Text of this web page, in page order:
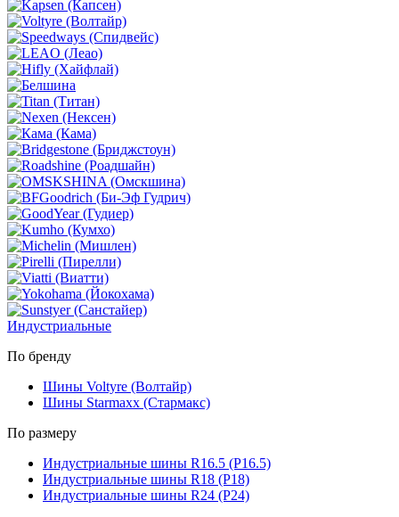
Индустриальные
По бренду
Шины Voltyre (Волтайр)
Шины Starmaxx (Стармакс)
По размеру
Индустриальные шины R16.5 (Р16.5)
Индустриальные шины R18 (Р18)
Индустриальные шины R24 (Р24)